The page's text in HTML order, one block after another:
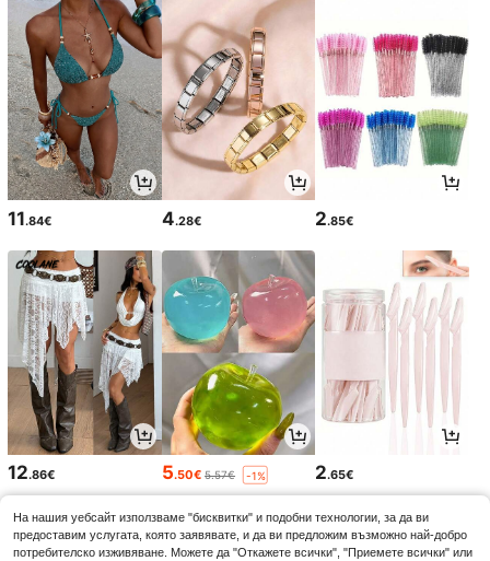
11.84€ 4.28€ 2.85€
12.86€ 5.50€ 5.57€ -1% 2.65€
На нашия уебсайт използваме "бисквитки" и подобни технологии, за да ви
предоставим услугата, която заявявате, и да ви предложим възможно най-добро
потребителско изживяване. Можете да "Откажете всички", "Приемете всички" или